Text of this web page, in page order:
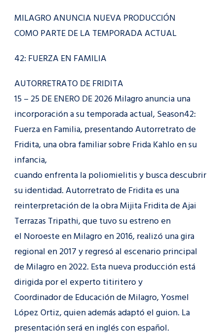
MILAGRO ANUNCIA NUEVA PRODUCCIÓN
COMO PARTE DE LA TEMPORADA ACTUAL
42: FUERZA EN FAMILIA
AUTORRETRATO DE FRIDITA
15 – 25 DE ENERO DE 2026 Milagro anuncia una
incorporación a su temporada actual, Season42:
Fuerza en Familia, presentando Autorretrato de
Fridita, una obra familiar sobre Frida Kahlo en su
infancia,
cuando enfrenta la poliomielitis y busca descubrir
su identidad. Autorretrato de Fridita es una
reinterpretación de la obra Mijita Fridita de Ajai
Terrazas Tripathi, que tuvo su estreno en
el Noroeste en Milagro en 2016, realizó una gira
regional en 2017 y regresó al escenario principal
de Milagro en 2022. Esta nueva producción está
dirigida por el experto titiritero y
Coordinador de Educación de Milagro, Yosmel
López Ortiz, quien además adaptó el guion. La
presentación será en inglés con español.